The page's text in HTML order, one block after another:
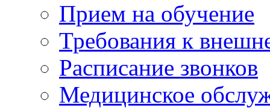
Прием на обучение
Требования к
Расписание звонков
Медицинское